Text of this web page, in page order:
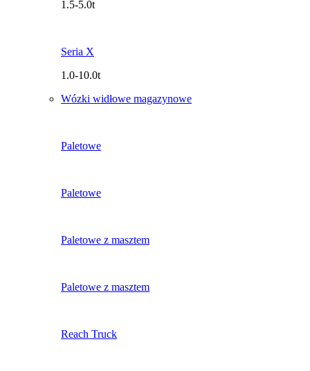
1.5-5.0t
Seria X
1.0-10.0t
Wózki widłowe magazynowe
Paletowe
Paletowe
Paletowe z masztem
Paletowe z masztem
Reach Truck